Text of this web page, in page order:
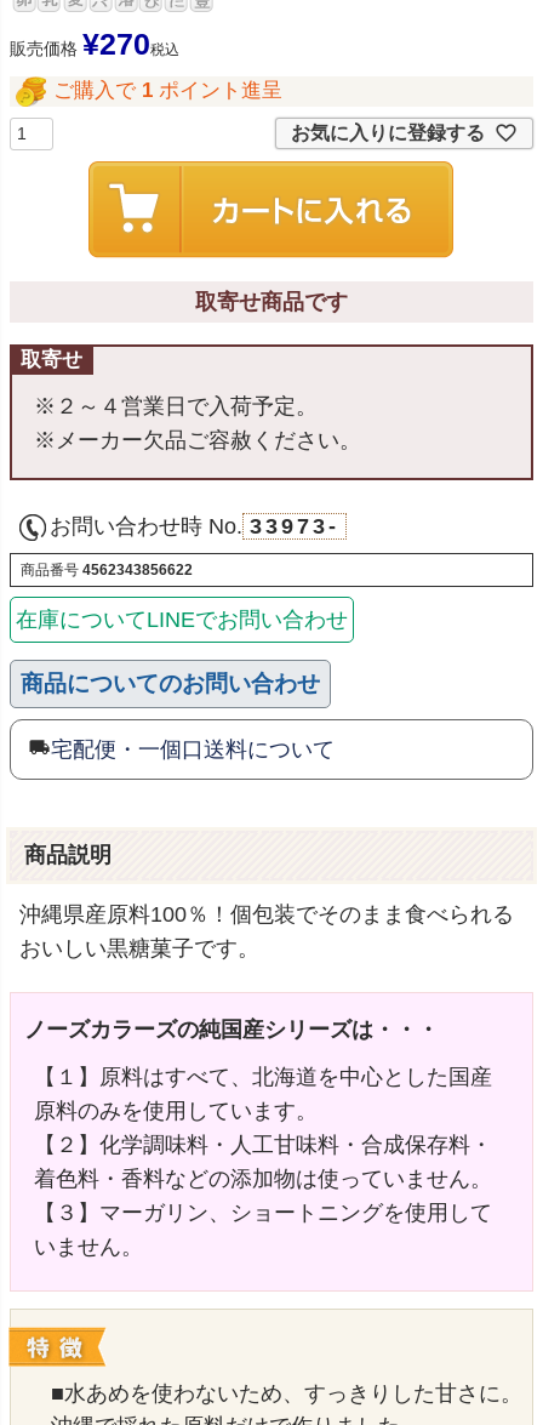
販売価格 ¥270税込
ご購入で 1 ポイント進呈
お気に入りに登録する
取寄せ商品です
取寄せ
※２～４営業日で入荷予定。
※メーカー欠品ご容赦ください。
お問い合わせ時 No. 33973-
商品番号 4562343856622
在庫についてLINEでお問い合わせ
商品についてのお問い合わせ
宅配便・一個口送料について
商品説明
沖縄県産原料100％！個包装でそのまま食べられる
おいしい黒糖菓子です。
ノーズカラーズの純国産シリーズは・・・
【１】原料はすべて、北海道を中心とした国産
原料のみを使用しています。
【２】化学調味料・人工甘味料・合成保存料・
着色料・香料などの添加物は使っていません。
【３】マーガリン、ショートニングを使用して
いません。
■水あめを使わないため、すっきりした甘さに。